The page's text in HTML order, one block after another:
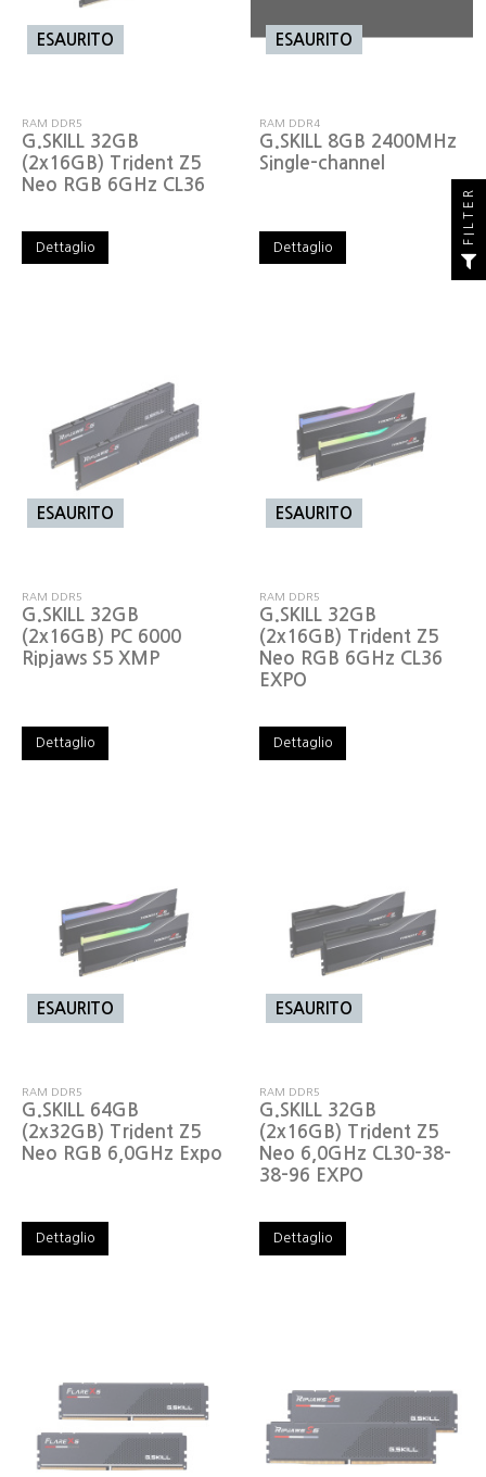
ESAURITO
RAM DDR5
G.SKILL 32GB
(2x16GB) Trident Z5
Neo RGB 6GHz CL36
Dettaglio
ESAURITO
RAM DDR4
G.SKILL 8GB 2400MHz
Single-channel
Dettaglio
ESAURITO
RAM DDR5
G.SKILL 32GB
(2x16GB) PC 6000
Ripjaws S5 XMP
Dettaglio
ESAURITO
RAM DDR5
G.SKILL 32GB
(2x16GB) Trident Z5
Neo RGB 6GHz CL36
EXPO
Dettaglio
ESAURITO
RAM DDR5
G.SKILL 64GB
(2x32GB) Trident Z5
Neo RGB 6,0GHz Expo
Dettaglio
ESAURITO
RAM DDR5
G.SKILL 32GB
(2x16GB) Trident Z5
Neo 6,0GHz CL30-38-
38-96 EXPO
Dettaglio
FILTER